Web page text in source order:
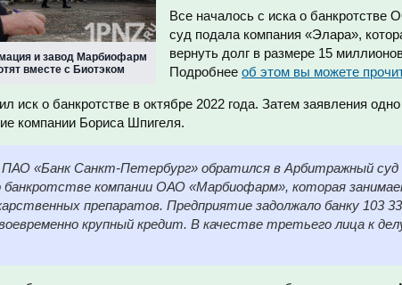
и завод Марбиофарм
вместе с Биотэком
Все началось с иска о банкротстве
суд подала компания «Элара»,
вернуть долг в размере 15
Подробнее об этом вы можете
иск о банкротстве в октябре 2022 года. Затем заявления
компании Бориса Шпигеля.
ПАО «Банк Санкт-Петербург» обратился в Арбитражный суд
банкротстве компании ОАО «Марбиофарм», которая
препаратов. Предприятие задолжало банку 103
крупный кредит. В качестве третьего лица к